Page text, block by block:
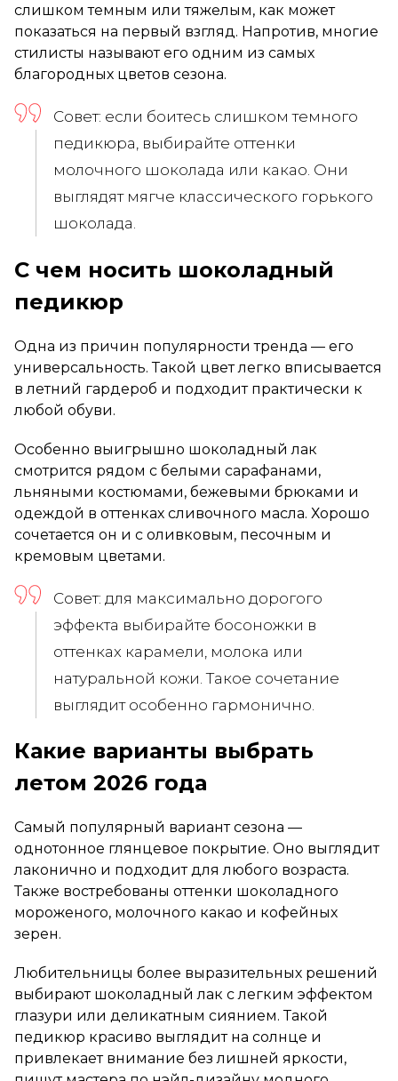
слишком темным или тяжелым, как может
показаться на первый взгляд. Напротив, многие
стилисты называют его одним из самых
благородных цветов сезона.
Совет: если боитесь слишком темного
педикюра, выбирайте оттенки
молочного шоколада или какао. Они
выглядят мягче классического горького
шоколада.
С чем носить шоколадный
педикюр
Одна из причин популярности тренда — его
универсальность. Такой цвет легко вписывается
в летний гардероб и подходит практически к
любой обуви.
Особенно выигрышно шоколадный лак
смотрится рядом с белыми сарафанами,
льняными костюмами, бежевыми брюками и
одеждой в оттенках сливочного масла. Хорошо
сочетается он и с оливковым, песочным и
кремовым цветами.
Совет: для максимально дорогого
эффекта выбирайте босоножки в
оттенках карамели, молока или
натуральной кожи. Такое сочетание
выглядит особенно гармонично.
Какие варианты выбрать
летом 2026 года
Самый популярный вариант сезона —
однотонное глянцевое покрытие. Оно выглядит
лаконично и подходит для любого возраста.
Также востребованы оттенки шоколадного
мороженого, молочного какао и кофейных
зерен.
Любительницы более выразительных решений
выбирают шоколадный лак с легким эффектом
глазури или деликатным сиянием. Такой
педикюр красиво выглядит на солнце и
привлекает внимание без лишней яркости,